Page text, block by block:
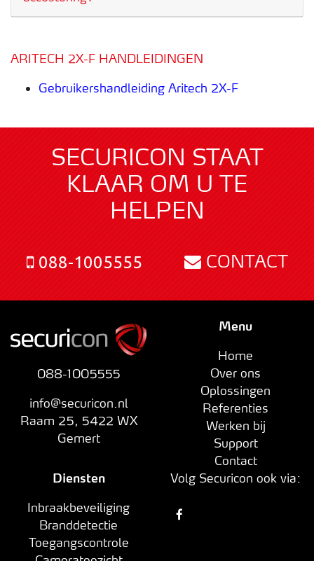
ARITECH 2X-F HANDLEIDINGEN
Gebruikershandleiding Aritech 2X-F
SECURICON STAAT
KLAAR OM U TE
HELPEN
088-1005555 CONTACT
088-1005555
info@securicon.nl
Raam 25, 5422 WX
Gemert
Menu
Home
Over ons
Oplossingen
Referenties
Werken bij
Support
Contact
Diensten
Inbraakbeveiliging
Branddetectie
Toegangscontrole
Volg Securicon ook via: